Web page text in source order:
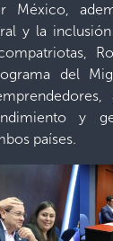
México,
y la
del
y
países.